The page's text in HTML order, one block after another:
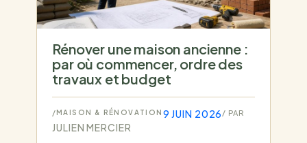
Rénover une maison ancienne :
par où commencer, ordre des
travaux et budget
/MAISON & RÉNOVATION 9 JUIN 2026/ PAR
JULIEN MERCIER